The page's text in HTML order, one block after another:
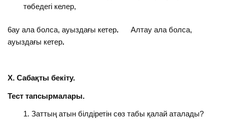
төбедегі келер,
6ау ала болса, ауыздағы кетер.Алтау ала болса,
ауыздағы кетер.
Х. Сабақты бекіту.
Тест тапсырмалары.
Заттың атын білдіретін сөз табы қалай аталады?